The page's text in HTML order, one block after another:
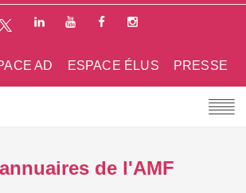
PRESSE
ESPACE ÉLUS
AD
de l'AMF